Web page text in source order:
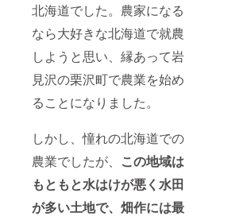
北海道でした。農家になる
なら大好きな北海道で就農
しようと思い、縁あって岩
見沢の栗沢町で農業を始め
ることになりました。
しかし、憧れの北海道での
農業でしたが、 この地域は
もともと水はけが悪く水田
が多い土地で、畑作には最